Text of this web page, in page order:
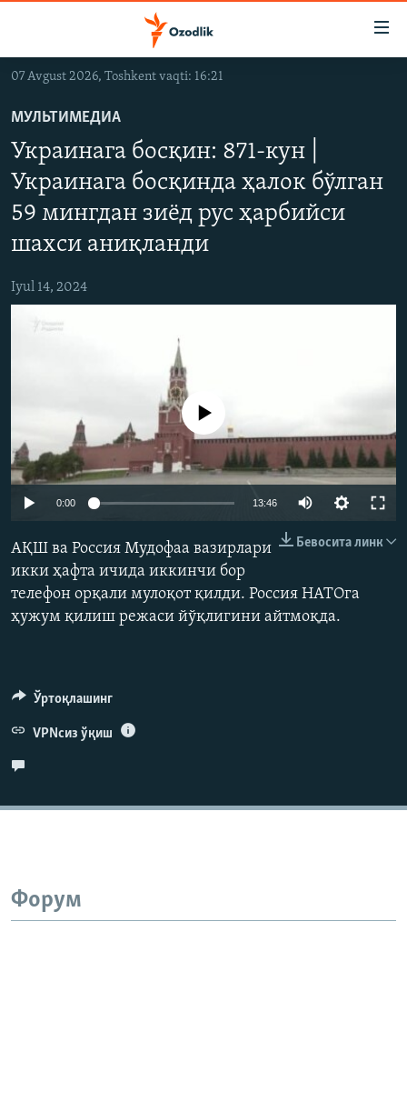
Асосий
ўтинг
Қидиришга
ўтинг
OZODVIDEO
OZODARXIV
На русском
ИЖТИМОИЙ ТАРМОҚЛАР
Озодлик бошқа тилларда
07 Avgust 2026, Toshkent vaqti: 16:21
МУЛЬТИМЕДИА
Украинага босқин: 871-кун |
Украинага босқинда ҳалок бўлган
59 мингдан зиёд рус ҳарбийси
шахси аниқланди
Iyul 14, 2024
Auto 240p 360p
Айни дамда медиа-манба мавжуд эмас
0:00 13:46
480p
720p
Бевосита линк
АҚШ ва Россия Мудофаа вазирлари
икки ҳафта ичида иккинчи бор
телефон орқали мулоқот қилди. Россия НАТОга
ҳужум қилиш режаси йўқлигини айтмоқда.
Ўртоқлашинг
VPNсиз ўқиш
Форум